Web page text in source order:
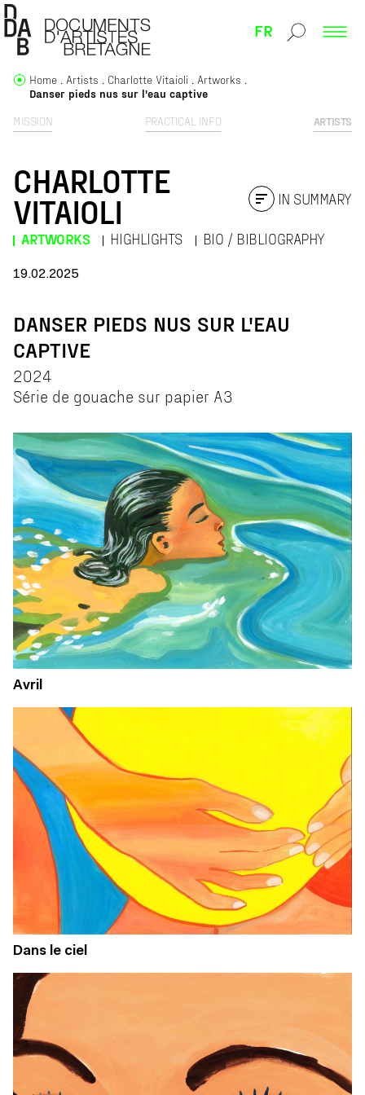
FR
MISSION PRACTICAL INFO ARTISTS
Home Artists Charlotte Vitaioli
Artworks
Danser pieds nus sur l'eau captive
CHARLOTTE
VITAIOLI
ARTWORKS HIGHLIGHTS BIO / BIBLIOGRAPHY
IN SUMMARY
19.02.2025
DANSER PIEDS NUS SUR L'EAU
CAPTIVE
2024
Série de gouache sur papier A3
Avril
Dans le ciel